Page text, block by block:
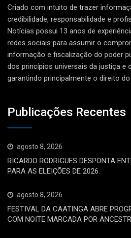
Criado com intuito de trazer
credibilidade, responsabilidade e
Notícias possui 13 anos de
redes sociais para assumir o
informação e fiscalização do poder
dos princípios universais da justiça e
garantindo principalmente o direito
Publicações Recentes
agosto 8, 2026
RICARDO RODRIGUES DESPONTA
PARA AS ELEIÇÕES DE 2026.
agosto 8, 2026
FESTIVAL DA CAATINGA ABRE
COM NOITE MARCADA POR